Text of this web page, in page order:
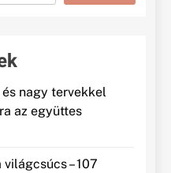
nagy tervekkel
az együttes
– 107